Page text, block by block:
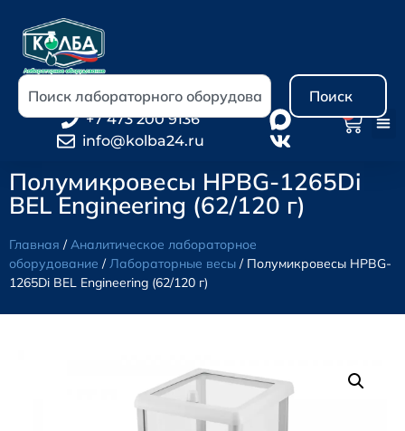
Поиск
+7 473 200 9136
info@kolba24.ru
Полумикровесы HPBG-1265Di
BEL Engineering (62/120 г)
Главная /Аналитическое лабораторное
оборудование /Лабораторные весы / Полумикровесы HPBG-
1265Di BEL Engineering (62/120 г)